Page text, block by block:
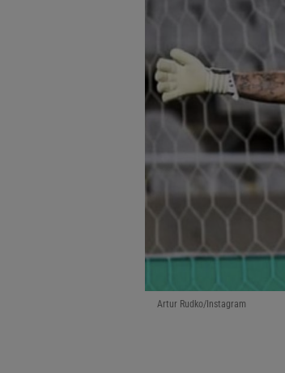
Artur Rudko/Instagram